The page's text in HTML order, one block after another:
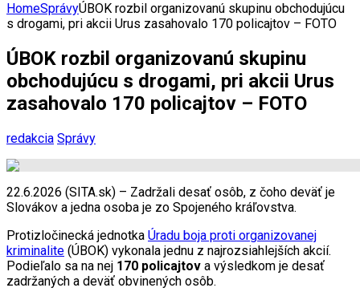
HomeSprávyÚBOK rozbil organizovanú skupinu obchodujúcu
s drogami, pri akcii Urus zasahovalo 170 policajtov – FOTO
ÚBOK rozbil organizovanú skupinu
obchodujúcu s drogami, pri akcii Urus
zasahovalo 170 policajtov – FOTO
redakcia Správy
22.6.2026 (SITA.sk) – Zadržali desať osôb, z čoho deväť je
Slovákov a jedna osoba je zo Spojeného kráľovstva.
Protizločinecká jednotka Úradu boja proti organizovanej
kriminalite (ÚBOK) vykonala jednu z najrozsiahlejších akcií.
Podieľalo sa na nej 170 policajtov a výsledkom je desať
zadržaných a deväť obvinených osôb.